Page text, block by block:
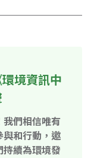
境資訊中
我們相信唯有
與和行動，邀
續為環境發